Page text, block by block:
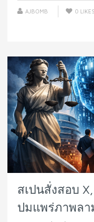
AJBOMB 0 LIKES
สเปนสั่งสอบ
ปมแพร่ภาพลา